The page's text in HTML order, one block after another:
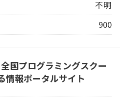
不明
900
国プログラミングスクー
情報ポータルサイト